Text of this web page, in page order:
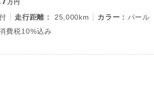
万円
走行距離 : 25,000km カラー : パール
費税10%込み